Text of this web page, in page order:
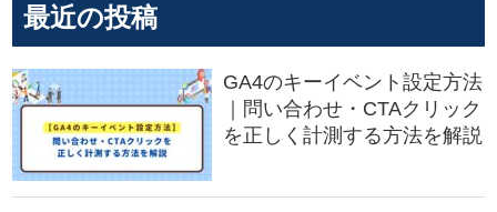
最近の投稿
GA4のキーイベント設定方法
｜問い合わせ・CTAクリック
を正しく計測する方法を解説